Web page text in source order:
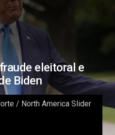
eleitoral e
Biden
/ North America Slider